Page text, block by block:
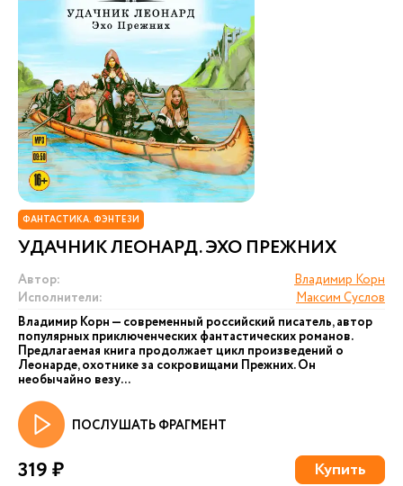
ФАНТАСТИКА. ФЭНТЕЗИ
УДАЧНИК ЛЕОНАРД. ЭХО ПРЕЖНИХ
Автор:
Владимир Корн
Исполнители:
Максим Суслов
Владимир Корн — современный российский писатель, автор
популярных приключенческих фантастических романов.
Предлагаемая книга продолжает цикл произведений о
Леонарде, охотнике за сокровищами Прежних. Он
необычайно везу...
ПОСЛУШАТЬ ФРАГМЕНТ
319 ₽ Купить